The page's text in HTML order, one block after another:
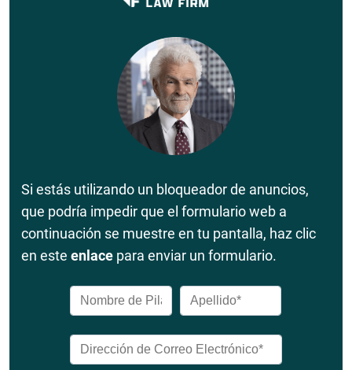
Si estás utilizando un bloqueador de anuncios,
que podría impedir que el formulario web a
continuación se muestre en tu pantalla, haz clic
en este enlace para enviar un formulario.